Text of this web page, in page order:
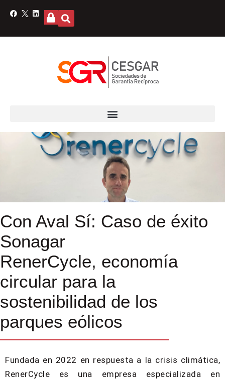
Con Aval Sí: Caso de éxito
Sonagar
RenerCycle, economía
circular para la
sostenibilidad de los
parques eólicos
Fundada en 2022 en respuesta a la crisis climática,
RenerCycle es una empresa especializada en